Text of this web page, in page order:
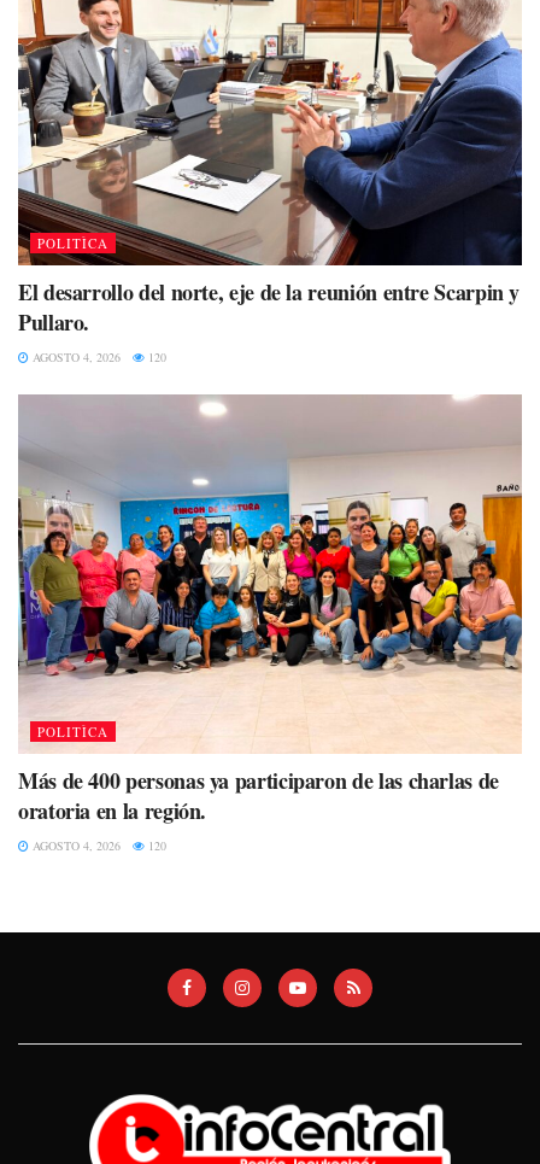
POLITÌCA
El desarrollo del norte, eje de la reunión entre Scarpin y
Pullaro.
AGOSTO 4, 2026 120
POLITÌCA
Más de 400 personas ya participaron de las charlas de
oratoria en la región.
AGOSTO 4, 2026 120